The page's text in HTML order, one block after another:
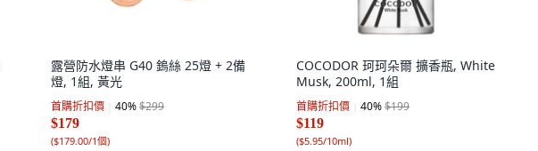
露營防水燈串 G40 鎢絲 25燈 + 2備
燈, 1組, 黃光
首購折扣價 40%$299
$179
($179.00/1個)
COCODOR 珂珂朵爾 擴香瓶, White
Musk, 200ml, 1組
首購折扣價 40%$199
$119
($5.95/10ml)